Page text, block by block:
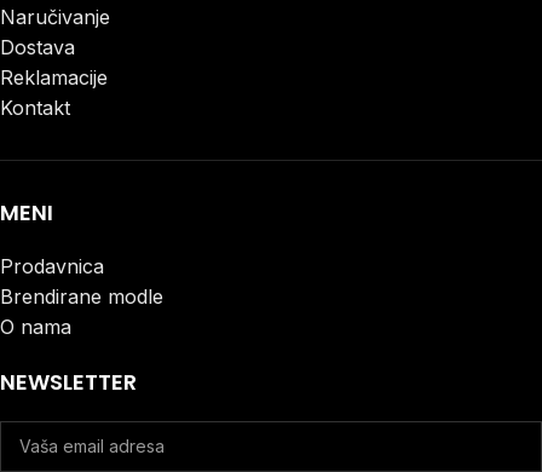
Naručivanje
Dostava
Reklamacije
Kontakt
MENI
Prodavnica
Brendirane modle
O nama
NEWSLETTER